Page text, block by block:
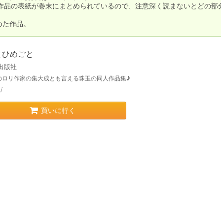
の表紙が巻末にまとめられているので、注意深く読まないとどの部
作品。
めごと
版社
ロリ作家の集大成とも言える珠玉の同人作品集♪
買いに行く